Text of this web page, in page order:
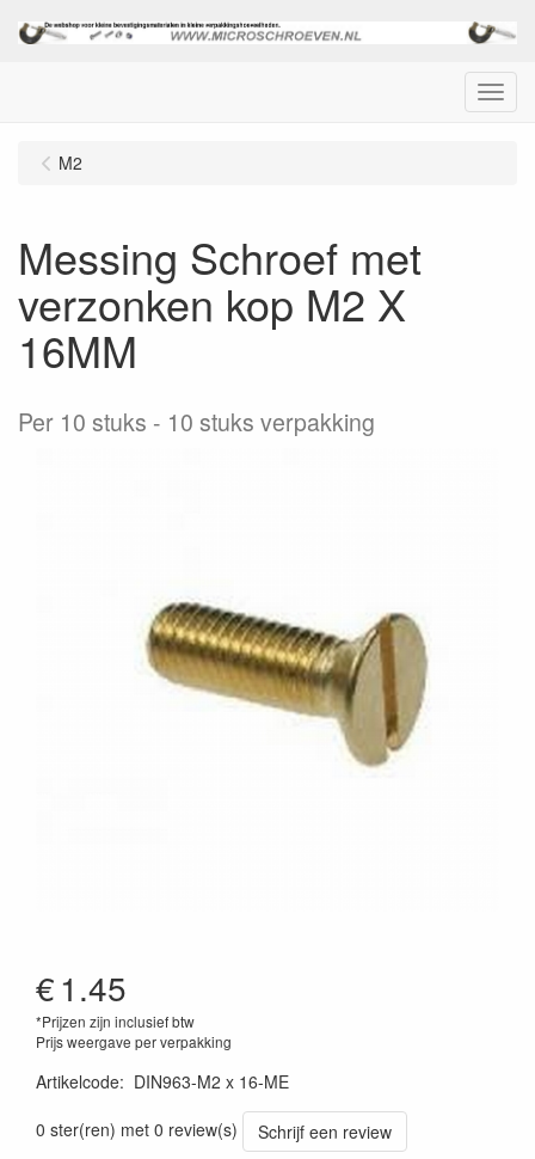
Menu
M2
Messing Schroef met
verzonken kop M2 X
16MM
Per 10 stuks 10 stuks verpakking
€1.45
*Prijzen zijn inclusief btw
Prijs weergave per verpakking
Artikelcode: DIN963-M2 x 16-ME
0 ster(ren) met 0 review(s)
Schrijf een review